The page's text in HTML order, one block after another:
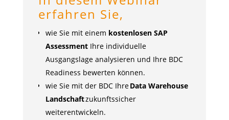
erfahren Sie,
wie Sie mit einem kostenlosen SAP
AssessmentIhre individuelle
Ausgangslage analysieren und Ihre BDC
Readiness bewerten können.
wie Sie mit der BDC IhreData Warehouse
Landschaftzukunftssicher
weiterentwickeln.